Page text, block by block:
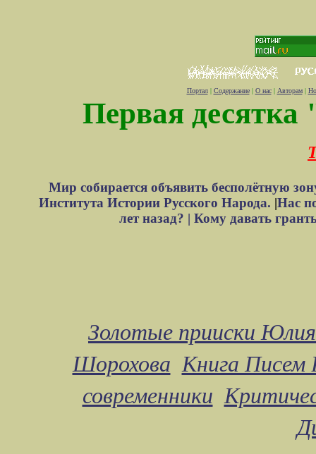
Портал| Содержание| О нас| Авторам|
Первая десятка
Мир собирается объявить бесполётную
Института Истории Русского Народа. |Нас
лет назад? | Кому давать
Золотые прииски
Шорохова Книга Писем
современники